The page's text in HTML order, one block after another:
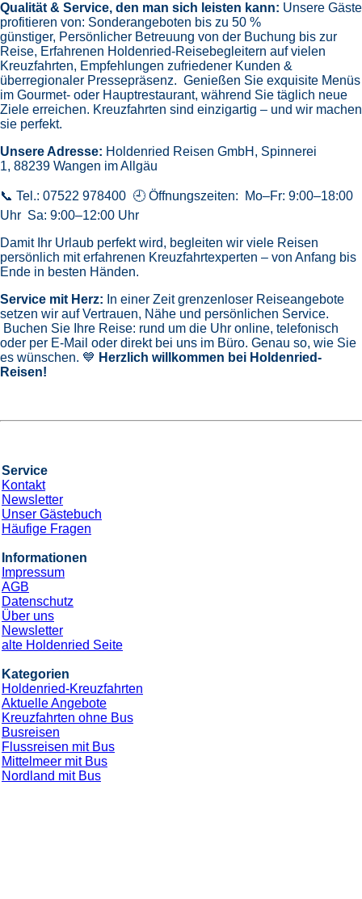
Qualität & Service, den man sich leisten kann: Unsere Gäste
profitieren von: Sonderangeboten bis zu 50 %
günstiger, Persönlicher Betreuung von der Buchung bis zur
Reise, Erfahrenen Holdenried-Reisebegleitern auf vielen
Kreuzfahrten, Empfehlungen zufriedener Kunden &
überregionaler Pressepräsenz. Genießen Sie exquisite Menüs
im Gourmet- oder Hauptrestaurant, während Sie täglich neue
Ziele erreichen. Kreuzfahrten sind einzigartig – und wir machen
sie perfekt.
Unsere Adresse: Holdenried Reisen GmbH, Spinnerei
1, 88239 Wangen im Allgäu
📞 Tel.: 07522 978400 🕘 Öffnungszeiten: Mo–Fr: 9:00–18:00
Uhr Sa: 9:00–12:00 Uhr
Damit Ihr Urlaub perfekt wird, begleiten wir viele Reisen
persönlich mit erfahrenen Kreuzfahrtexperten – von Anfang bis
Ende in besten Händen.
Service mit Herz: In einer Zeit grenzenloser Reiseangebote
setzen wir auf Vertrauen, Nähe und persönlichen Service.
Buchen Sie Ihre Reise: rund um die Uhr online, telefonisch
oder per E-Mail oder direkt bei uns im Büro. Genau so, wie Sie
es wünschen. 💙 Herzlich willkommen bei Holdenried-
Reisen!
Service
Kontakt
Newsletter
Unser Gästebuch
Häufige Fragen
Informationen
Impressum
AGB
Datenschutz
Über uns
Newsletter
alte Holdenried Seite
Kategorien
Holdenried-Kreuzfahrten
Aktuelle Angebote
Kreuzfahrten ohne Bus
Busreisen
Flussreisen mit Bus
Mittelmeer mit Bus
Nordland mit Bus